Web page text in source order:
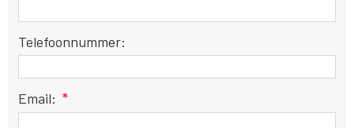
Telefoonnummer:
Email: *